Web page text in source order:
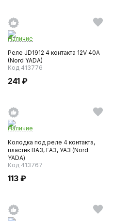
Наличие
Реле JD1912 4 контакта 12V 40A
(Nord YADA)
Код 413776
241 ₽
Наличие
Колодка под реле 4 контакта,
пластик ВАЗ, ГАЗ, УАЗ (Nord
YADA)
Код 413767
113 ₽